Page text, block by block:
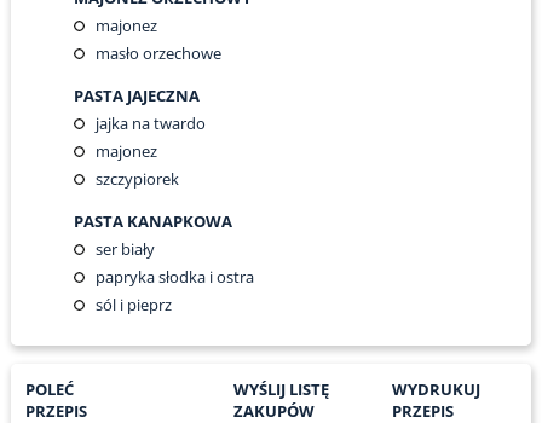
majonez
masło orzechowe
PASTA JAJECZNA
jajka na twardo
majonez
szczypiorek
PASTA KANAPKOWA
ser biały
papryka słodka i ostra
sól i pieprz
POLEĆ
PRZEPIS
WYŚLIJ LISTĘ
ZAKUPÓW
WYDRUKUJ
PRZEPIS